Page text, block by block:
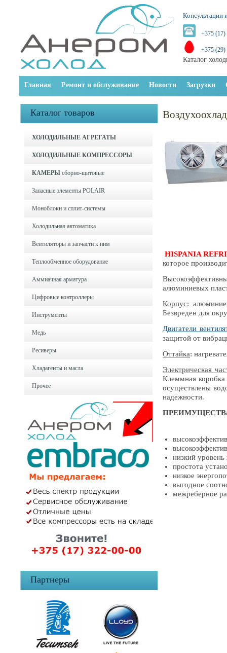
Консультации
+375 (17)
+375 (29)
Каталог
Главная Ремонт и обслуживание Новости Загрузки
Каталог товаров
ХОЛОДИЛЬНЫЕ АГРЕГАТЫ
ХОЛОДИЛЬНЫЕ КОМПРЕССОРЫ
КАМЕРЫ сборно-щитовые
Запасные элементы POLAIR
Моноблоки и cплит-системы
Холодильная автоматика
Вентиляторы и запчасти к ним
Теплообменное оборудование
Аммиачная арматура
Цифровые контроллеры
Инструменты
Медь
Ресиверы
Хладагенты и масла
Прочее
Партнеры
HISPANIA
которое
алюминиевых
Корпус:
Безвреден для
Двигатели
защитой от
Оттайка:
Электрическая
Клеммная
осуществлены
надежности.
низкий
простота
низкое
выгодное
межреберное